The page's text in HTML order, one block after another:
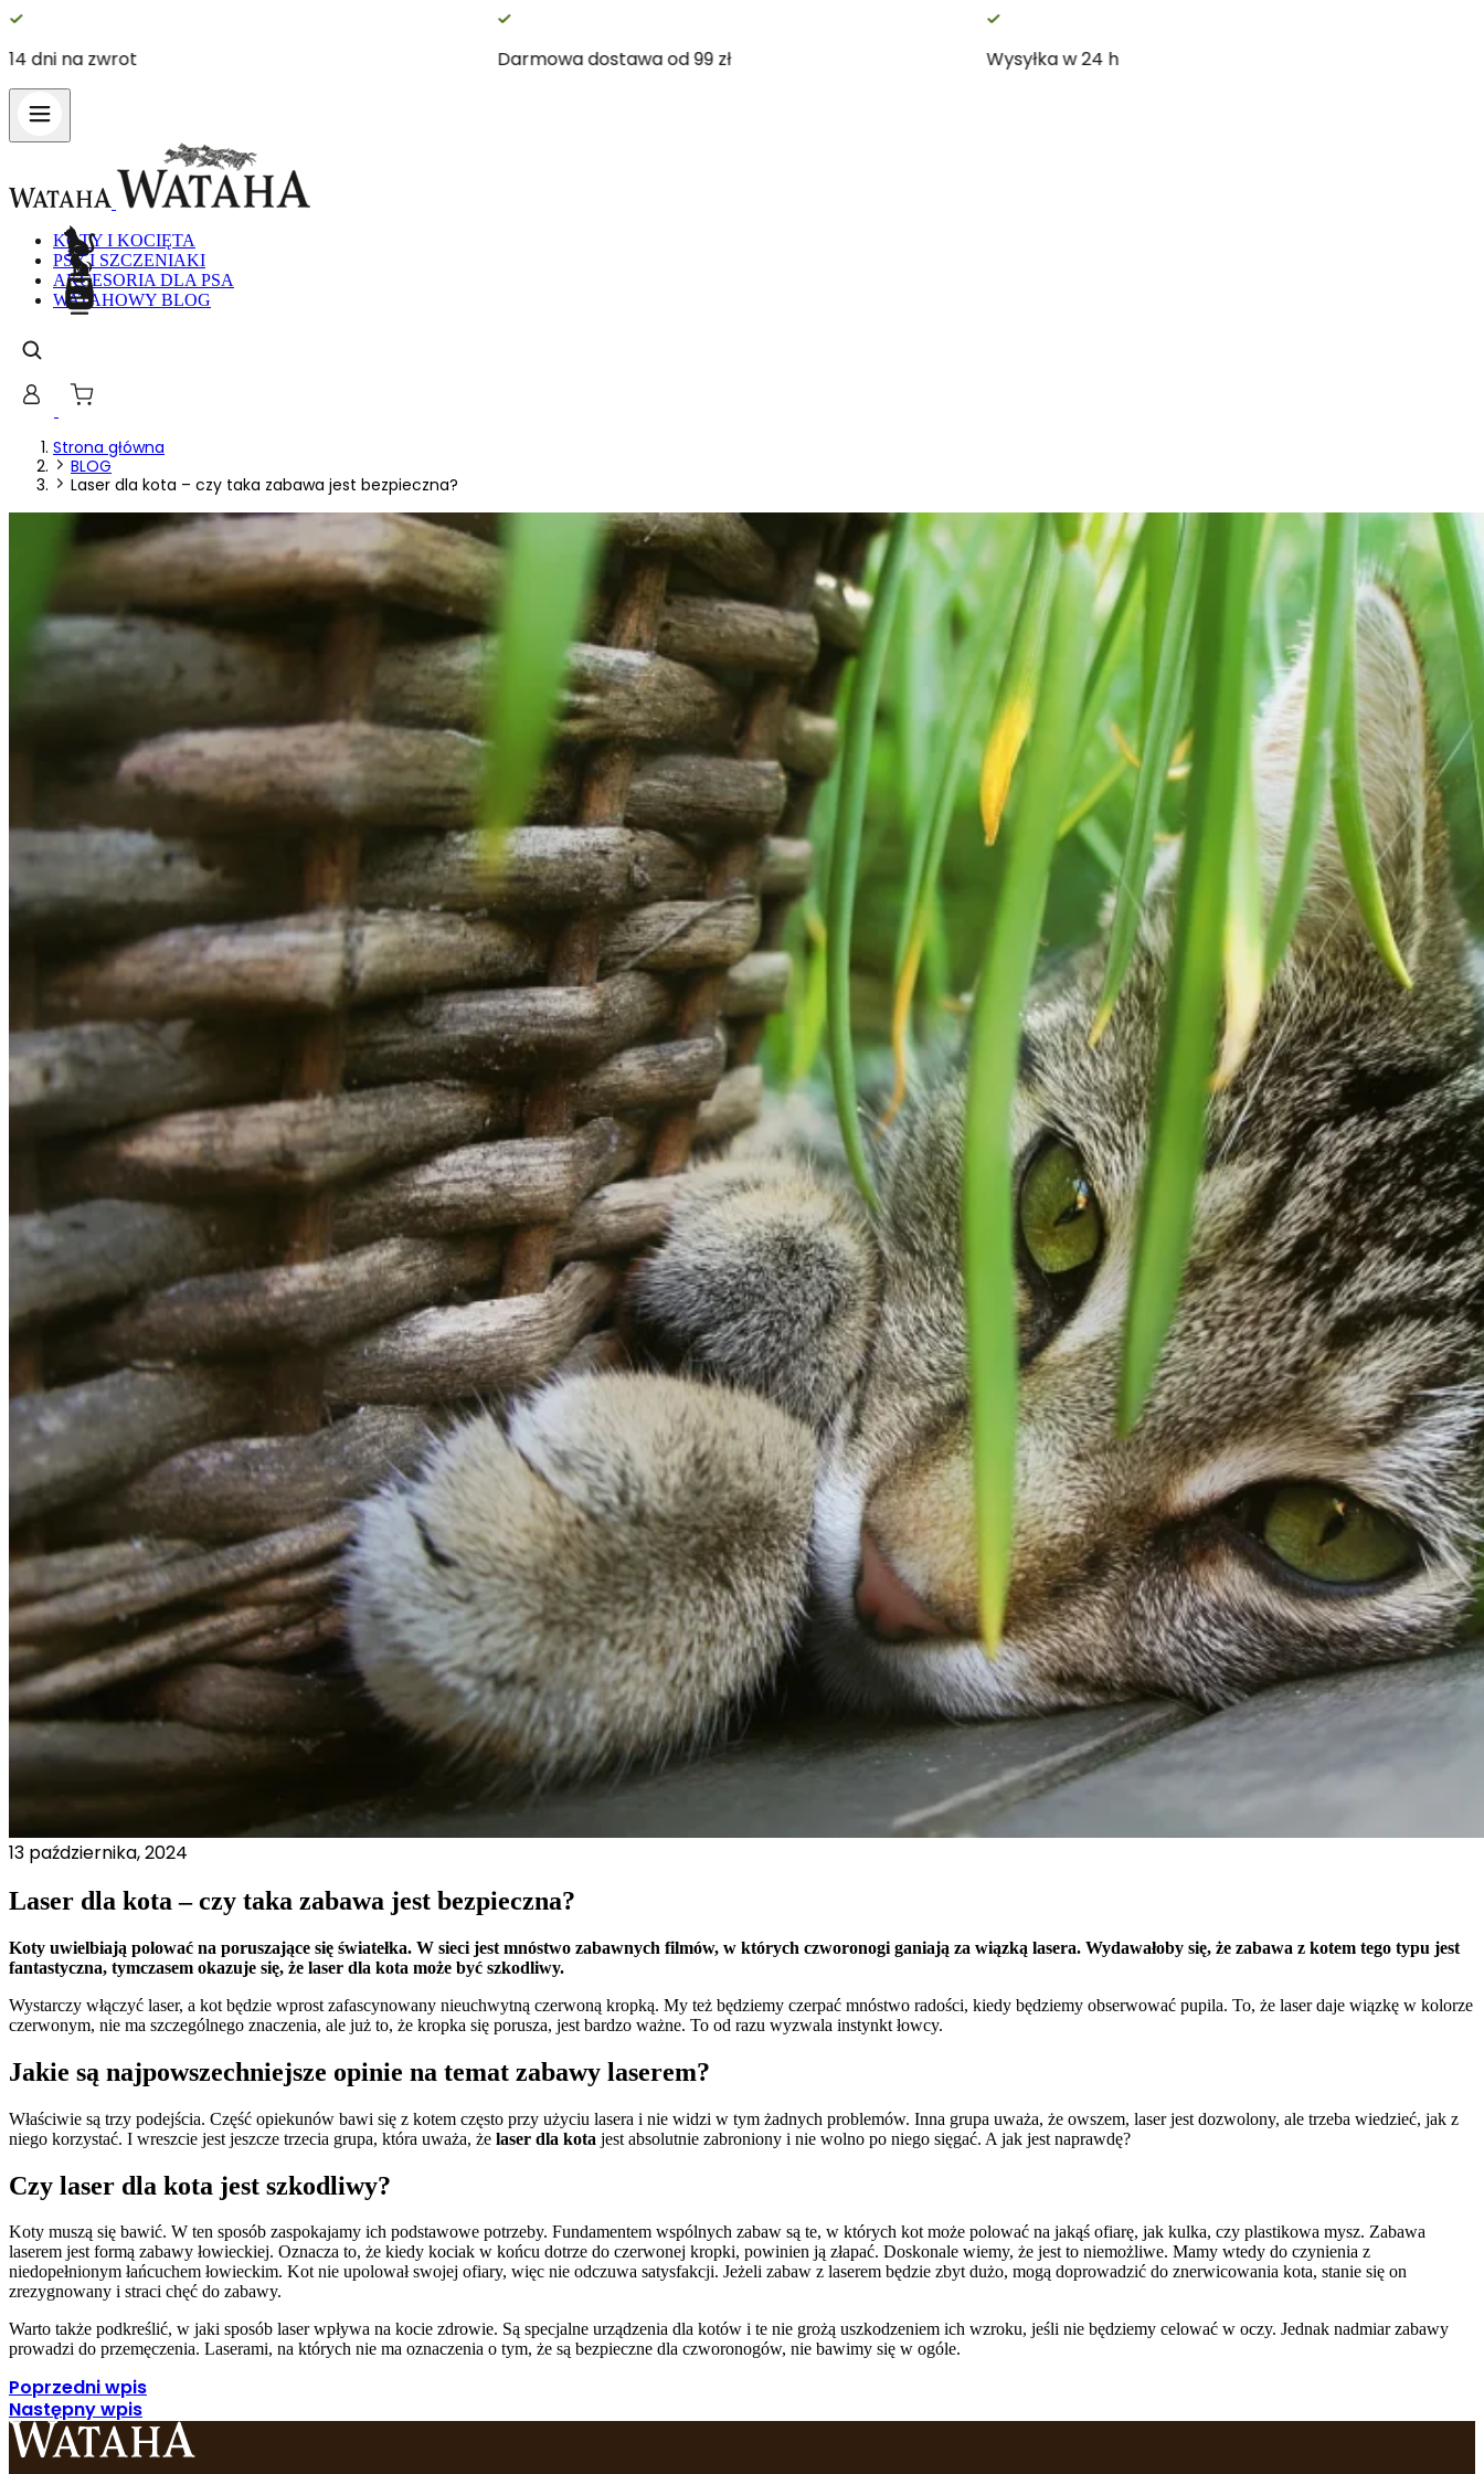
14 dni na zwrot Darmowa dostawa od 99 zł Wysyłka w 24 h
KOTY I KOCIĘTA
PSY I SZCZENIAKI
AKCESORIA DLA PSA
WATAHOWY BLOG
Strona główna
BLOG
Laser dla kota – czy taka zabawa jest bezpieczna?
13 października, 2024
Laser dla kota – czy taka zabawa jest bezpieczna?
Koty uwielbiają polować na poruszające się światełka. W sieci jest mnóstwo zabawnych filmów, w których czworonogi ganiają za wiązką lasera. Wydawałoby się, że zabawa z kotem tego typu jest
fantastyczna, tymczasem okazuje się, że laser dla kota może być szkodliwy.
Wystarczy włączyć laser, a kot będzie wprost zafascynowany nieuchwytną czerwoną kropką. My też będziemy czerpać mnóstwo radości, kiedy będziemy obserwować pupila. To, że laser daje wiązkę w kolorze
czerwonym, nie ma szczególnego znaczenia, ale już to, że kropka się porusza, jest bardzo ważne. To od razu wyzwala instynkt łowcy.
Jakie są najpowszechniejsze opinie na temat zabawy laserem?
Właściwie są trzy podejścia. Część opiekunów bawi się z kotem często przy użyciu lasera i nie widzi w tym żadnych problemów. Inna grupa uważa, że owszem, laser jest dozwolony, ale trzeba wiedzieć, jak z
niego korzystać. I wreszcie jest jeszcze trzecia grupa, która uważa, że laser dla kota jest absolutnie zabroniony i nie wolno po niego sięgać. A jak jest naprawdę?
Czy laser dla kota jest szkodliwy?
Koty muszą się bawić. W ten sposób zaspokajamy ich podstawowe potrzeby. Fundamentem wspólnych zabaw są te, w których kot może polować na jakąś ofiarę, jak kulka, czy plastikowa mysz. Zabawa
laserem jest formą zabawy łowieckiej. Oznacza to, że kiedy kociak w końcu dotrze do czerwonej kropki, powinien ją złapać. Doskonale wiemy, że jest to niemożliwe. Mamy wtedy do czynienia z
niedopełnionym łańcuchem łowieckim. Kot nie upolował swojej ofiary, więc nie odczuwa satysfakcji. Jeżeli zabaw z laserem będzie zbyt dużo, mogą doprowadzić do znerwicowania kota, stanie się on
zrezygnowany i straci chęć do zabawy.
Warto także podkreślić, w jaki sposób laser wpływa na kocie zdrowie. Są specjalne urządzenia dla kotów i te nie grożą uszkodzeniem ich wzroku, jeśli nie będziemy celować w oczy. Jednak nadmiar zabawy
prowadzi do przemęczenia. Laserami, na których nie ma oznaczenia o tym, że są bezpieczne dla czworonogów, nie bawimy się w ogóle.
Poprzedni wpis
Następny wpis
Wykorzystujemy pliki cookie do spersonalizowania treści i reklam, aby oferować funkcje społecznościowe i analizować ruch w naszej
witrynie. Informacje o tym, jak korzystasz z naszej witryny, udostępniamy partnerom społecznościowym, reklamowym i analitycznym.
Partnerzy mogą połączyć te informacje z innymi danymi otrzymanymi od Ciebie lub uzyskanymi podczas korzystania z ich usług.
Niezbędne
Niezbędne pliki cookie mają kluczowe znaczenie dla podstawowych funkcji witryny i witryna nie będzie działać w zamierzony sposób bez
nich. Te pliki cookie nie przechowują żadnych danych umożliwiających identyfikację osoby.
Preferencje
Pliki cookie dotyczące preferencji umożliwiają stronie zapamiętanie informacji, które zmieniają wygląd lub funkcjonowanie strony, np.
preferowany język lub region, w którym znajduje się użytkownik.
Statystyka
Statystyczne pliki cookie pomagają właścicielem stron internetowych zrozumieć, w jaki sposób różni użytkownicy zachowują się na stronie,
gromadząc i zgłaszając anonimowe informacje.
Marketing
Marketingowe pliki cookie stosowane są w celu śledzenia użytkowników na stronach internetowych. Celem jest wyświetlanie reklam, które są
istotne i interesujące dla poszczególnych użytkowników i tym samym bardziej cenne dla wydawców i reklamodawców strony trzeciej.
Nieklasyfikowane
Nieklasyfikowane pliki cookie, to pliki, które są w procesie klasyfikowania, wraz z dostawcami poszczególnych ciasteczek.